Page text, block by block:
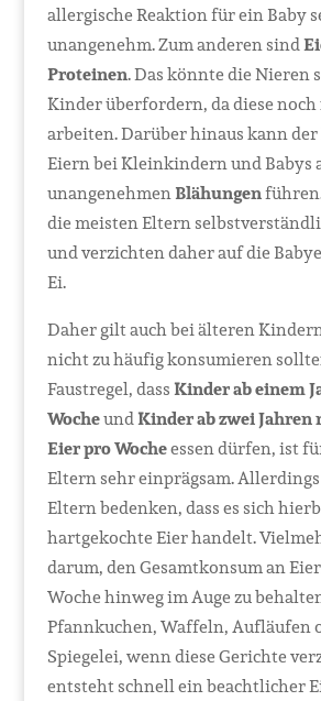
allergische Reaktion für ein Baby
unangenehm. Zum anderen sind
Proteinen. Das könnte die Nieren
Kinder überfordern, da diese
arbeiten. Darüber hinaus kann
Eiern bei Kleinkindern und Babys
unangenehmenBlähungen
die meisten Eltern
und verzichten daher auf die
Ei.
Daher gilt auch bei älteren
nicht zu häufig konsumieren
Faustregel, dassKinder ab einem
WocheundKinder ab zwei
Eier pro Wocheessen dürfen, ist
Eltern sehr einprägsam.
Eltern bedenken, dass es sich
hartgekochte Eier handelt.
darum, den Gesamtkonsum an
Woche hinweg im Auge zu
Pfannkuchen, Waffeln, Aufläufen
Spiegelei, wenn diese Gerichte
entsteht schnell ein beachtlicher